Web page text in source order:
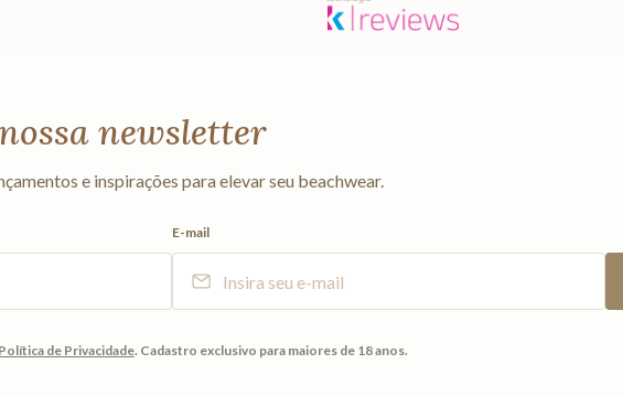
newsletter
e inspirações para elevar seu beachwear.
E-mail
Política de Privacidade. Cadastro exclusivo para maiores de 18 anos.